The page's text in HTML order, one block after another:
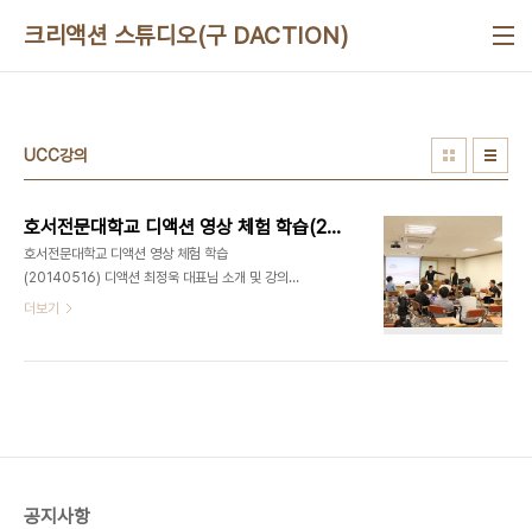
크리액션 스튜디오(구 DACTION)
UCC강의
호서전문대학교 디액션 영상 체험 학습(20140516)
호서전문대학교 디액션 영상 체험 학습
(20140516) 디액션 최정욱 대표님 소개 및 강의
UCC 제작하기 체험 학습 모습 기념 촬영① - (왼)
더보기
공지사항